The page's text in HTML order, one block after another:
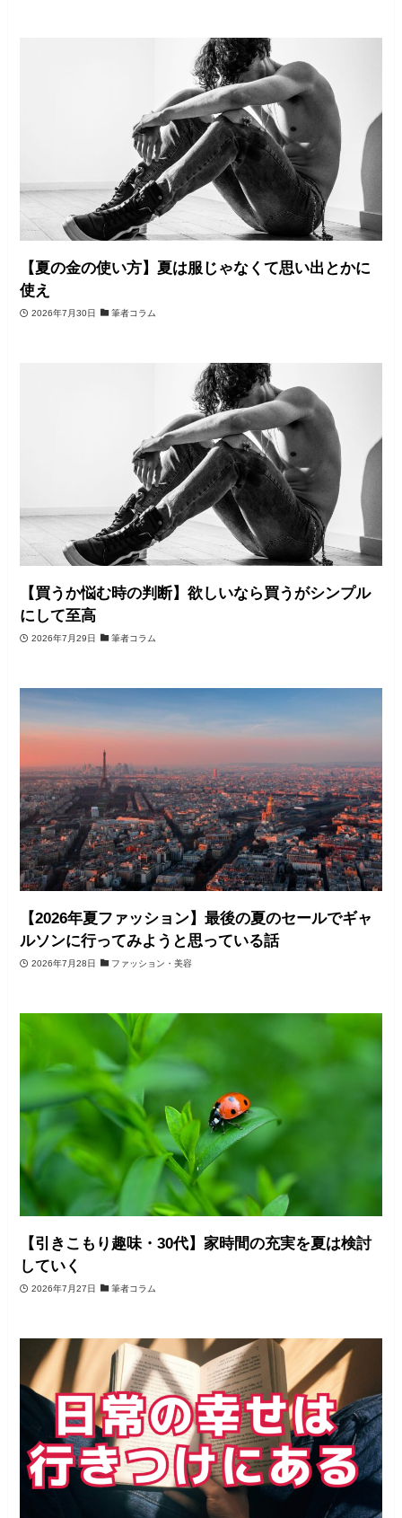
【夏の金の使い方】夏は服じゃなくて思い出とかに
使え
2026年7月30日 筆者コラム
【買うか悩む時の判断】欲しいなら買うがシンプル
にして至高
2026年7月29日 筆者コラム
【2026年夏ファッション】最後の夏のセールでギャ
ルソンに行ってみようと思っている話
2026年7月28日 ファッション・美容
【引きこもり趣味・30代】家時間の充実を夏は検討
していく
2026年7月27日 筆者コラム